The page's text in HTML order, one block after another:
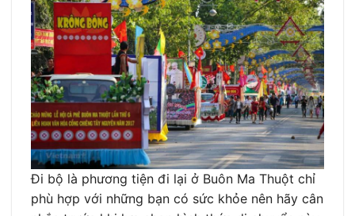
Đi bộ là phương tiện đi lại ở Buôn Ma Thuột chỉ
phù hợp với những bạn có sức khỏe nên hãy cân